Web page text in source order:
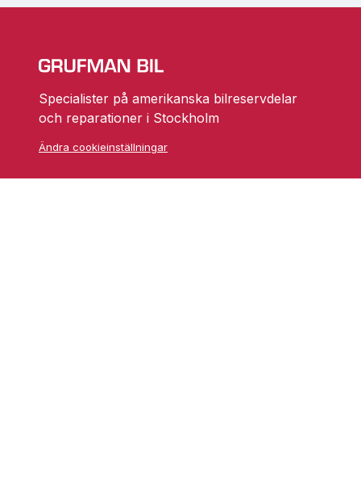
Specialister på amerikanska bilreservdelar
och reparationer i Stockholm
Ändra cookieinställningar